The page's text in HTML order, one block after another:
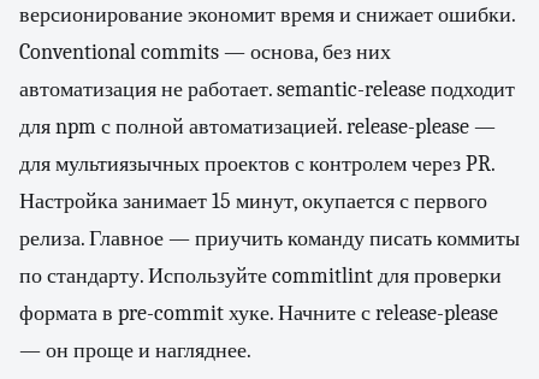
версионирование экономит время и снижает ошибки.
Conventional commits — основа, без них
автоматизация не работает. semantic-release подходит
для npm с полной автоматизацией. release-please —
для мультиязычных проектов с контролем через PR.
Настройка занимает 15 минут, окупается с первого
релиза. Главное — приучить команду писать коммиты
по стандарту. Используйте commitlint для проверки
формата в pre-commit хуке. Начните с release-please
— он проще и нагляднее.